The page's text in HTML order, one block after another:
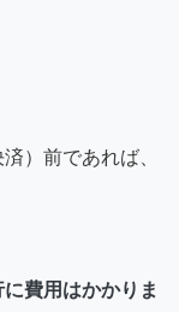
）前であれば、
費用はかかりま